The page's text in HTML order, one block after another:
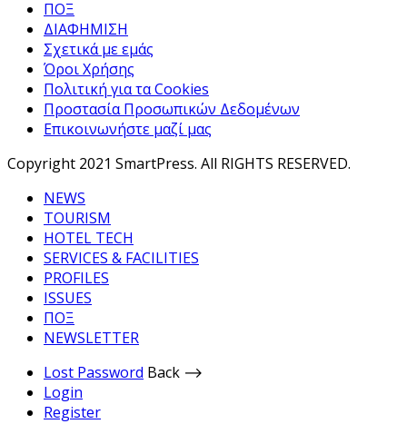
ΠΟΞ
ΔΙΑΦΗΜΙΣΗ
Σχετικά με εμάς
Όροι Χρήσης
Πολιτική για τα Cookies
Προστασία Προσωπικών Δεδομένων
Επικοινωνήστε μαζί μας
Copyright 2021 SmartPress. All RIGHTS RESERVED.
NEWS
TOURISM
HOTEL TECH
SERVICES & FACILITIES
PROFILES
ISSUES
ΠΟΞ
NEWSLETTER
Lost Password Back ⟶
Login
Register